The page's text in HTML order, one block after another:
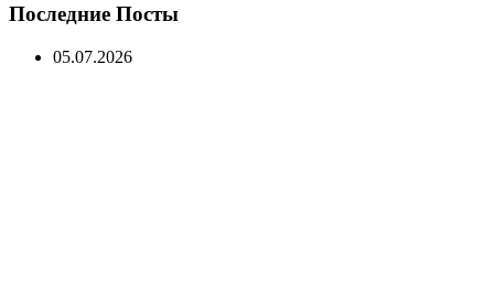
Последние Посты
05.07.2026